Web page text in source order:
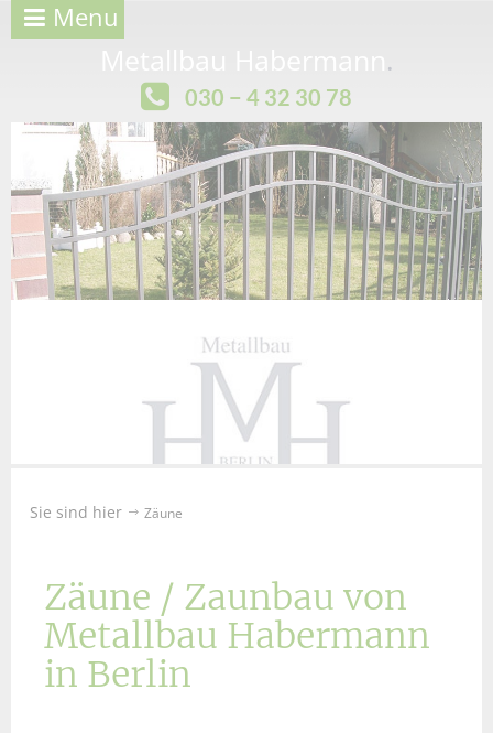
Menu
.
030 − 4 32 30 78
Sie sind hier Zäune
Zäune / Zaunbau von
Metallbau Habermann
in Berlin